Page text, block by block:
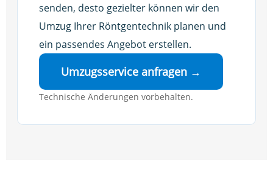
senden, desto gezielter können wir den
Umzug Ihrer Röntgentechnik planen und
ein passendes Angebot erstellen.
Umzugsservice anfragen →
Technische Änderungen vorbehalten.